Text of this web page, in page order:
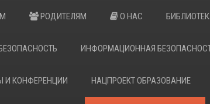
РОДИТЕЛЯМ О НАС
ИНФОРМАЦИОННАЯ
КОНФЕРЕНЦИИ НАЦПРОЕКТ ОБРАЗОВАНИЕ